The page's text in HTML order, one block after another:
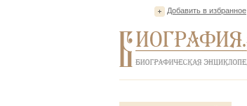
Добавить в избранное